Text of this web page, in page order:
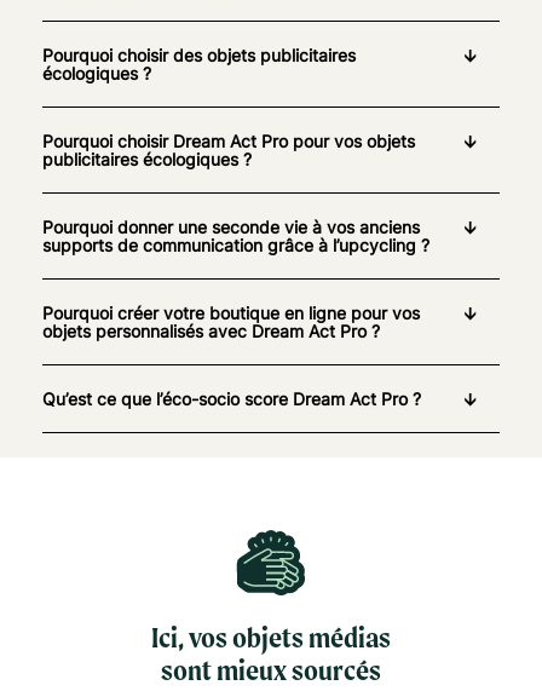
Pourquoi choisir des objets publicitaires
écologiques ?
Pourquoi choisir Dream Act Pro pour vos objets
publicitaires écologiques ?
Pourquoi donner une seconde vie à vos anciens
supports de communication grâce à l’upcycling ?
Pourquoi créer votre boutique en ligne pour vos
objets personnalisés avec Dream Act Pro ?
Qu’est ce que l’éco-socio score Dream Act Pro ?
Ici, vos objets médias
sont mieux sourcés